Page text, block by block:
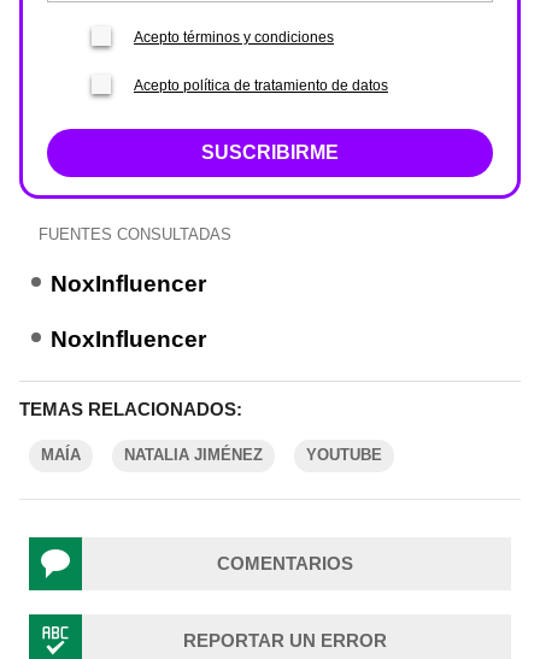
Acepto términos y condiciones
Acepto política de tratamiento de datos
SUSCRIBIRME
FUENTES CONSULTADAS
NoxInfluencer
NoxInfluencer
TEMAS RELACIONADOS:
MAÍA NATALIA JIMÉNEZ YOUTUBE
COMENTARIOS
REPORTAR UN ERROR